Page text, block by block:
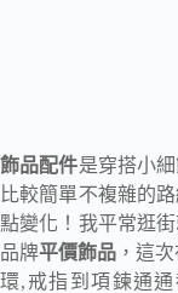
飾品配件是穿搭小
比較簡單不複雜的
點變化！我平常逛
品牌平價飾品 ，這
環,戒指到項鍊通